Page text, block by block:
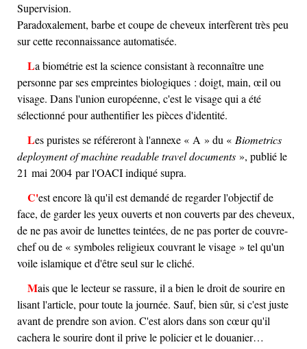
Supervision.
Paradoxalement, barbe et coupe de cheveux interfèrent très peu
sur cette reconnaissance automatisée.
La biométrie est la science consistant à reconnaître une
personne par ses empreintes biologiques : doigt, main, œil ou
visage. Dans l'union européenne, c'est le visage qui a été
sélectionné pour authentifier les pièces d'identité.
Les puristes se référeront à l'annexe « A » du « Biometrics
deployment of machine readable travel documents », publié le
21 mai 2004 par l'OACI indiqué supra.
C'est encore là qu'il est demandé de regarder l'objectif de
face, de garder les yeux ouverts et non couverts par des cheveux,
de ne pas avoir de lunettes teintées, de ne pas porter de couvre-
chef ou de « symboles religieux couvrant le visage » tel qu'un
voile islamique et d'être seul sur le cliché.
Mais que le lecteur se rassure, il a bien le droit de sourire en
lisant l'article, pour toute la journée. Sauf, bien sûr, si c'est juste
avant de prendre son avion. C'est alors dans son cœur qu'il
cachera le sourire dont il prive le policier et le douanier…